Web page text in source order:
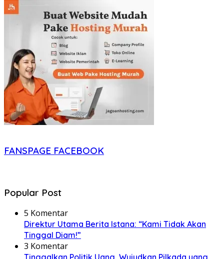
FANSPAGE FACEBOOK
Popular Post
5 Komentar
Direktur Utama Berita Istana: “Kami Tidak Akan
Tinggal Diam!”
3 Komentar